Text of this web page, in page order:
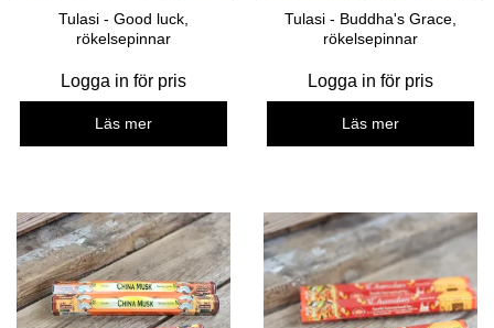
Tulasi - Good luck,
rökelsepinnar
Logga in för pris
Läs mer
Tulasi - Buddha's Grace,
rökelsepinnar
Logga in för pris
Läs mer